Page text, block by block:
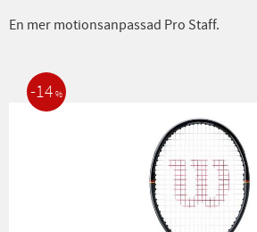
En mer motionsanpassad Pro Staff.
14 %